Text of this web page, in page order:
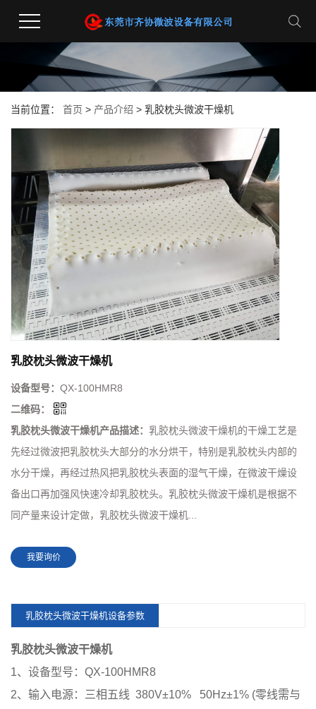
当前位置： 首页 > 产品介绍 > 乳胶枕头微波干燥机
乳胶枕头微波干燥机
设备型号： QX-100HMR8
二维码：
乳胶枕头微波干燥机产品描述： 乳胶枕头微波干燥机的干燥工艺是
先经过微波把乳胶枕头大部分的水分烘干，特别是乳胶枕头内部的
水分干燥，再经过热风把乳胶枕头表面的湿气干燥，在微波干燥设
备出口再加强风快速冷却乳胶枕头。乳胶枕头微波干燥机是根据不
同产量来设计定做，乳胶枕头微波干燥机...
我要询价
乳胶枕头微波干燥机设备参数
乳胶枕头微波干燥机
1、设备型号：QX-100HMR8
2、输入电源：三相五线 380V±10% 50Hz±1% (零线需与